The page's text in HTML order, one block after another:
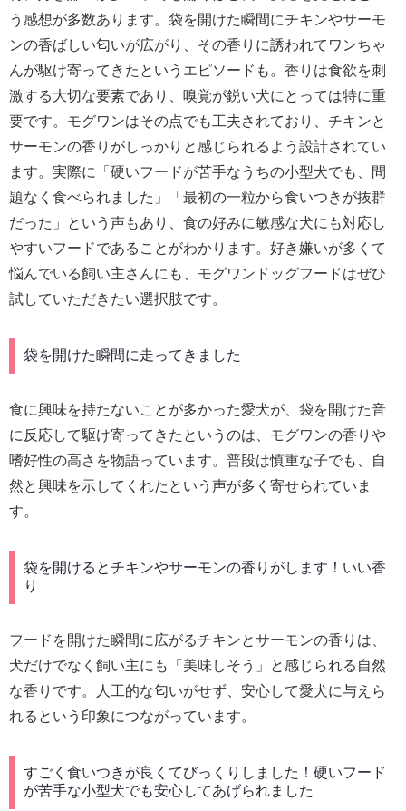
う感想が多数あります。袋を開けた瞬間にチキンやサーモ
ンの香ばしい匂いが広がり、その香りに誘われてワンちゃ
んが駆け寄ってきたというエピソードも。香りは食欲を刺
激する大切な要素であり、嗅覚が鋭い犬にとっては特に重
要です。モグワンはその点でも工夫されており、チキンと
サーモンの香りがしっかりと感じられるよう設計されてい
ます。実際に「硬いフードが苦手なうちの小型犬でも、問
題なく食べられました」「最初の一粒から食いつきが抜群
だった」という声もあり、食の好みに敏感な犬にも対応し
やすいフードであることがわかります。好き嫌いが多くて
悩んでいる飼い主さんにも、モグワンドッグフードはぜひ
試していただきたい選択肢です。
袋を開けた瞬間に走ってきました
食に興味を持たないことが多かった愛犬が、袋を開けた音
に反応して駆け寄ってきたというのは、モグワンの香りや
嗜好性の高さを物語っています。普段は慎重な子でも、自
然と興味を示してくれたという声が多く寄せられていま
す。
袋を開けるとチキンやサーモンの香りがします！いい香
り
フードを開けた瞬間に広がるチキンとサーモンの香りは、
犬だけでなく飼い主にも「美味しそう」と感じられる自然
な香りです。人工的な匂いがせず、安心して愛犬に与えら
れるという印象につながっています。
すごく食いつきが良くてびっくりしました！硬いフード
が苦手な小型犬でも安心してあげられました